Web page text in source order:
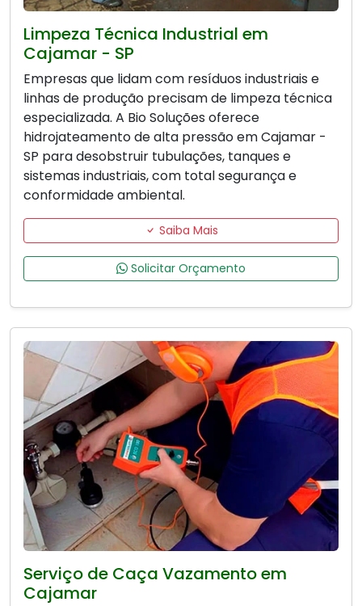
Limpeza Técnica Industrial em
Cajamar - SP
Empresas que lidam com resíduos industriais e
linhas de produção precisam de limpeza técnica
especializada. A Bio Soluções oferece
hidrojateamento de alta pressão em Cajamar -
SP para desobstruir tubulações, tanques e
sistemas industriais, com total segurança e
conformidade ambiental.
Saiba Mais
Solicitar Orçamento
Serviço de Caça Vazamento em
Cajamar